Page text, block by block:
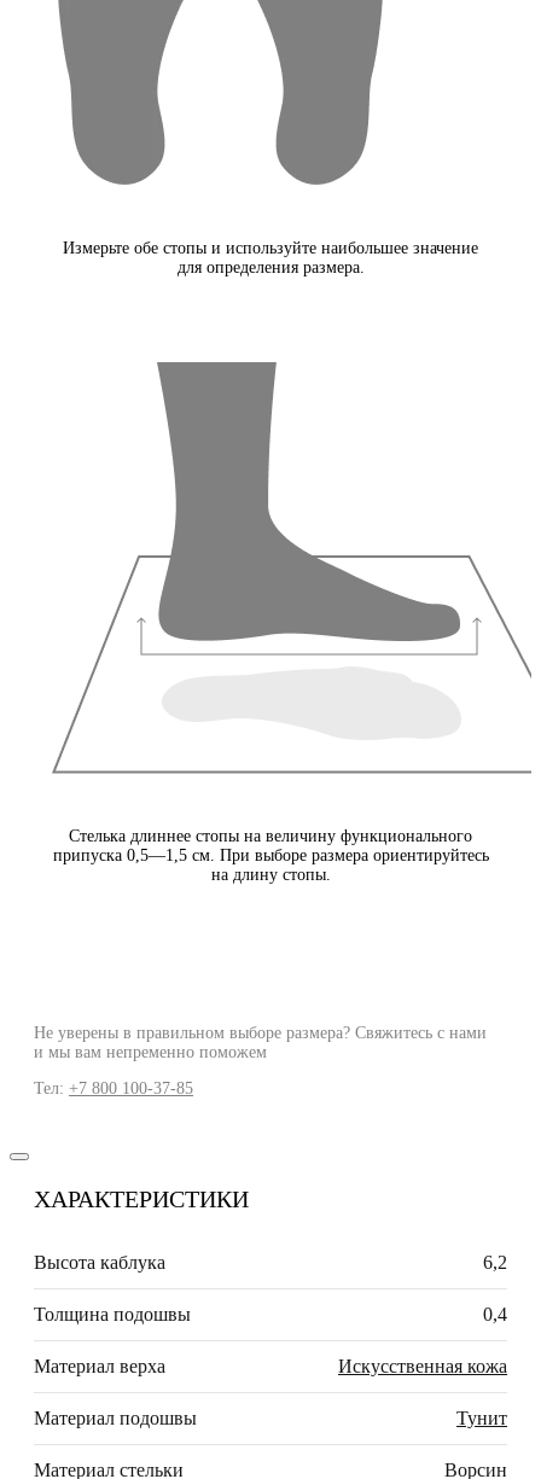
Измерьте обе стопы и используйте наибольшее значение
для определения размера.
Стелька длиннее стопы на величину функционального
припуска 0,5—1,5 см. При выборе размера ориентируйтесь
на длину стопы.
Не уверены в правильном выборе размера? Свяжитесь с нами
и мы вам непременно поможем
Тел: +7 800 100-37-85
ХАРАКТЕРИСТИКИ
Высота каблука 6,2
Толщина подошвы 0,4
Материал верха Искусственная кожа
Материал подошвы Тунит
Материал стельки Ворсин